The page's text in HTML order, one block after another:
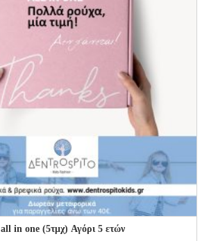
all in one (5τμχ) Αγόρι 5 ετών